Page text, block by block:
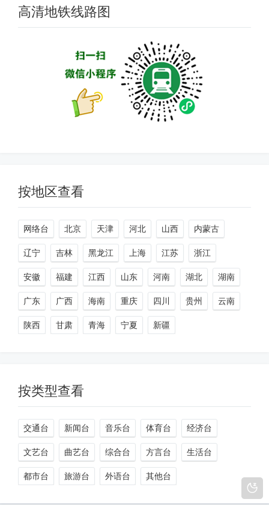
线（马连洼—天通苑东）开始“跑图”，
高清地铁线路图
按地区查看
网络台 北京 天津 河北 山西 内蒙古
辽宁 吉林 黑龙江 上海 江苏 浙江
安徽 福建 江西 山东 河南 湖北 湖南
广东 广西 海南 重庆 四川 贵州 云南
陕西 甘肃 青海 宁夏 新疆
按类型查看
交通台 新闻台 音乐台 体育台 经济台
文艺台 曲艺台 综合台 方言台 生活台
都市台 旅游台 外语台 其他台